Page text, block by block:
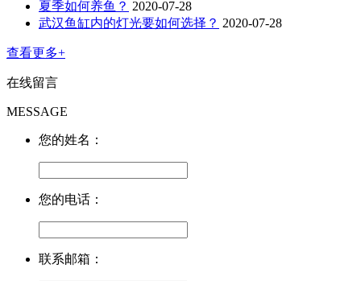
夏季如何养鱼？ 2020-07-28
武汉鱼缸内的灯光要如何选择？ 2020-07-28
查看更多+
在线留言
MESSAGE
您的姓名：
您的电话：
联系邮箱：